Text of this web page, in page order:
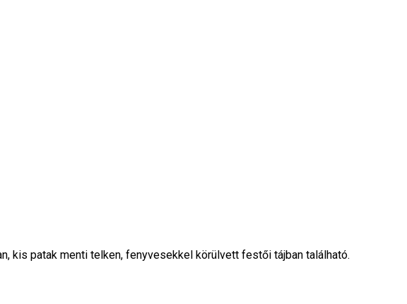
kis patak menti telken, fenyvesekkel körülvett festői tájban található.